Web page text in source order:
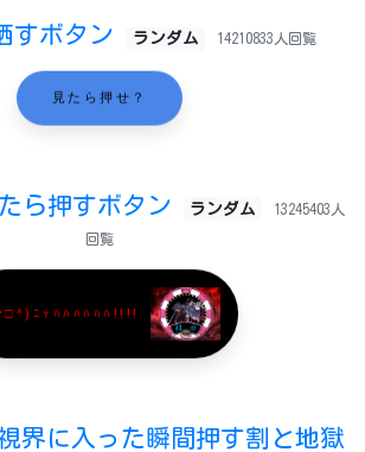
すボタン ランダム 14210833人回覧
見たら押せ？
ら押すボタン ランダム 13245403人
回覧
ﾆｬﾊﾊﾊﾊﾊﾊ!!!!
界に入った瞬間押す割と地獄